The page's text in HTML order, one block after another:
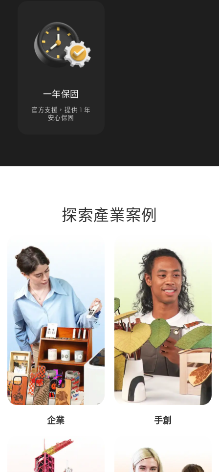
一年保固
官方支援，提供 1 年
安心保固
探索產業案例
企業 手創